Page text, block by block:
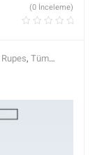
(0 İnceleme)
Rupes, Tüm